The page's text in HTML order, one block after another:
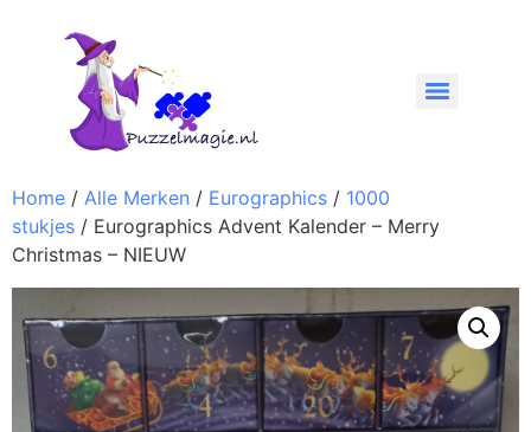
Home / Alle Merken / Eurographics / 1000
stukjes / Eurographics Advent Kalender – Merry
Christmas – NIEUW